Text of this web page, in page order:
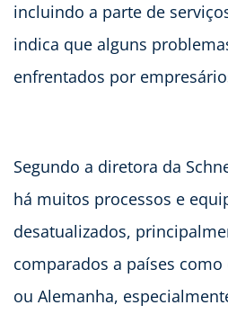
incluindo a parte de
indica que alguns
enfrentados por
Segundo a diretora da
há muitos processos e
desatualizados,
comparados a países como
ou Alemanha,